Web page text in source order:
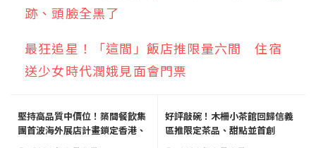
跡、頭臉全黑了
最狂追星！「這間」飯店推限量六間 住宿
送少女時代潤娥見面會門票
堅持高品質中價位！築間餐飲集
團首波海外展店計畫鎖定香港、
好評敲碗！木柵小茶館回歸信義
區推限定茶品、甜點並首創